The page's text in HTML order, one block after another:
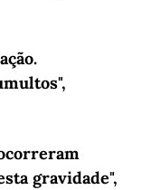
gravidade",